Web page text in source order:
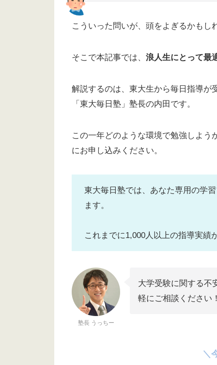
こういった問いが、頭をよぎるかもし
そこで本記事では、 浪人生にとって最
解説するのは、東大生から毎日指導が
「東大毎日塾」塾長の内田です。
この一年どのような環境で勉強しよ
にお申し込みください。
東大毎日塾では、あなた専用の学
ます。
これまでに1,000人以上の指導実績
塾長 うっちー
大学受験に関する不
軽にご相談ください
＼